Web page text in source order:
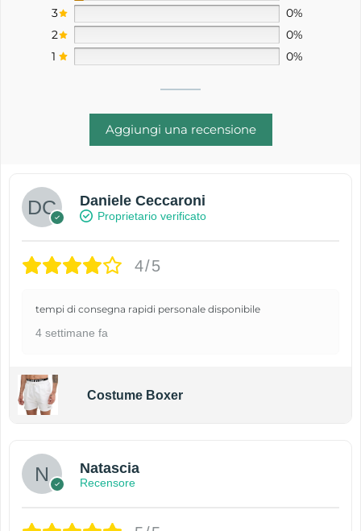
3
0%
2
0%
1
0%
Aggiungi una recensione
Daniele Ceccaroni
Proprietario verificato
4/5
tempi di consegna rapidi personale disponibile
4 settimane fa
Costume Boxer
Natascia
Recensore